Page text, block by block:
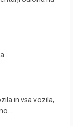
in vsa vozila,